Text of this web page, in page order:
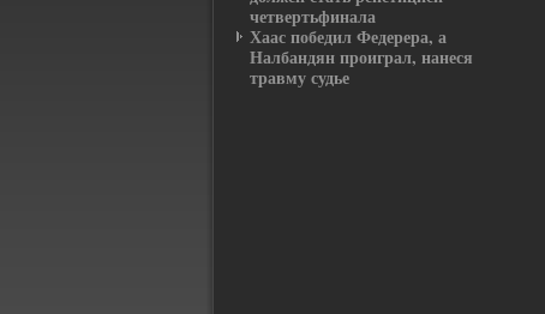
четвертьфинала
Хаас победил Федерера, а
Налбандян проиграл, нанеся
травму судье